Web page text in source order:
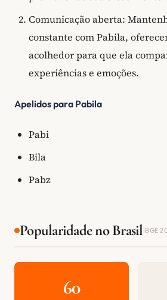
Comunicação aberta:
constante com Pabila,
acolhedor para que ela
experiências e emoções.
Apelidos para Pabila
Pabi
Bila
Pabz
Popularidade no BrasilIBGE
60